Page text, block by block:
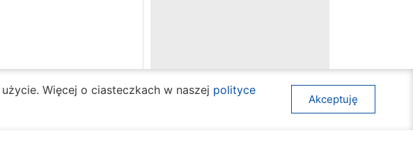
Więcej o ciasteczkach w naszej polityce
Akceptuję